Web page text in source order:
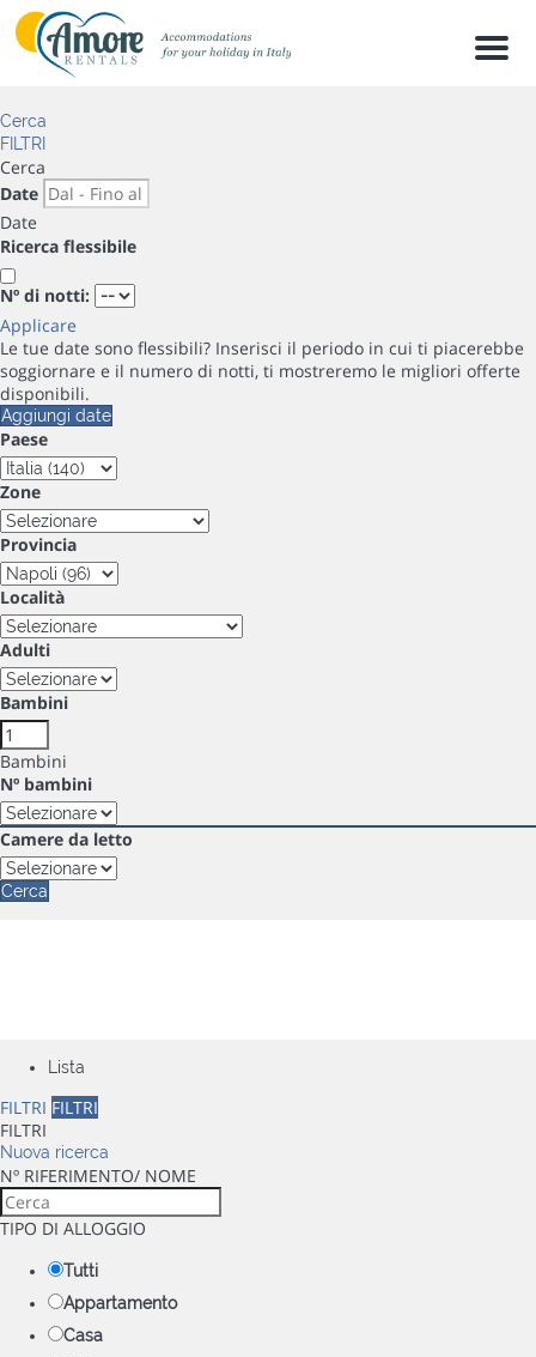
Menu
Cerca
FILTRI
Cerca
Date
Date
Ricerca flessibile
Nº di notti:
Applicare
Le tue date sono flessibili? Inserisci il periodo in cui ti piacerebbe
soggiornare e il numero di notti, ti mostreremo le migliori offerte
disponibili.
Aggiungi date
Paese
Zone
Provincia
Località
Adulti
Bambini
Bambini
Nº bambini
Camere da letto
Cerca
Lista
FILTRI FILTRI
FILTRI
Nuova ricerca
Nº RIFERIMENTO/ NOME
TIPO DI ALLOGGIO
Tutti
Appartamento
Casa